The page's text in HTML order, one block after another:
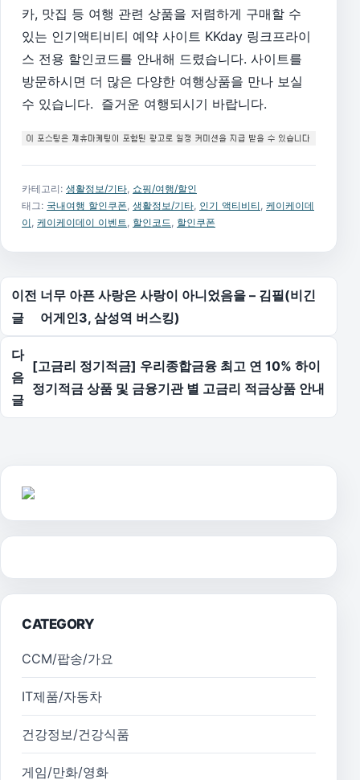
카, 맛집 등 여행 관련 상품을 저렴하게 구매할 수
있는 인기액티비티 예약 사이트 KKday 링크프라이
스 전용 할인코드를 안내해 드렸습니다. 사이트를
방문하시면 더 많은 다양한 여행상품을 만나 보실
수 있습니다. 즐거운 여행되시기 바랍니다.
카테고리: 생활정보/기타 쇼핑/여행/할인
태그: 국내여행 할인쿠폰 생활정보/기타 인기 액티비티 케이케이데
이 케이케이데이 이벤트 할인코드 할인쿠폰
글 탐색
이전
글
너무 아픈 사랑은 사랑이 아니었음을 – 김필(비긴
어게인3, 삼성역 버스킹)
다
음
글
[고금리 정기적금] 우리종합금융 최고 연 10% 하이
정기적금 상품 및 금융기관 별 고금리 적금상품 안내
CATEGORY
CCM/팝송/가요
IT제품/자동차
건강정보/건강식품
게임/만화/영화